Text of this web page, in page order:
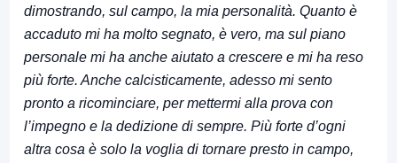
dimostrando, sul campo, la mia personalità. Quanto è
accaduto mi ha molto segnato, è vero, ma sul piano
personale mi ha anche aiutato a crescere e mi ha reso
più forte. Anche calcisticamente, adesso mi sento
pronto a ricominciare, per mettermi alla prova con
l’impegno e la dedizione di sempre. Più forte d’ogni
altra cosa è solo la voglia di tornare presto in campo,